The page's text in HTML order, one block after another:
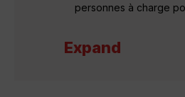
personnes à charge
Expand